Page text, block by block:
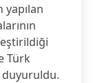
yapılan
Türk
duyuruldu.